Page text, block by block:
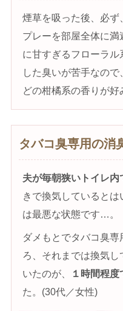
煙草を吸った後、必ず
プレーを部屋全体に
に甘すぎるフローラル
した臭いが苦手なの
どの柑橘系の香りが
タバコ臭専用の消
夫が毎朝狭いトイレ内
きで換気していると
は最悪な状態です…。
ダメもとでタバコ臭専
ろ、それまでは換気
いたのが、
１時間程
た。(30代／女性)